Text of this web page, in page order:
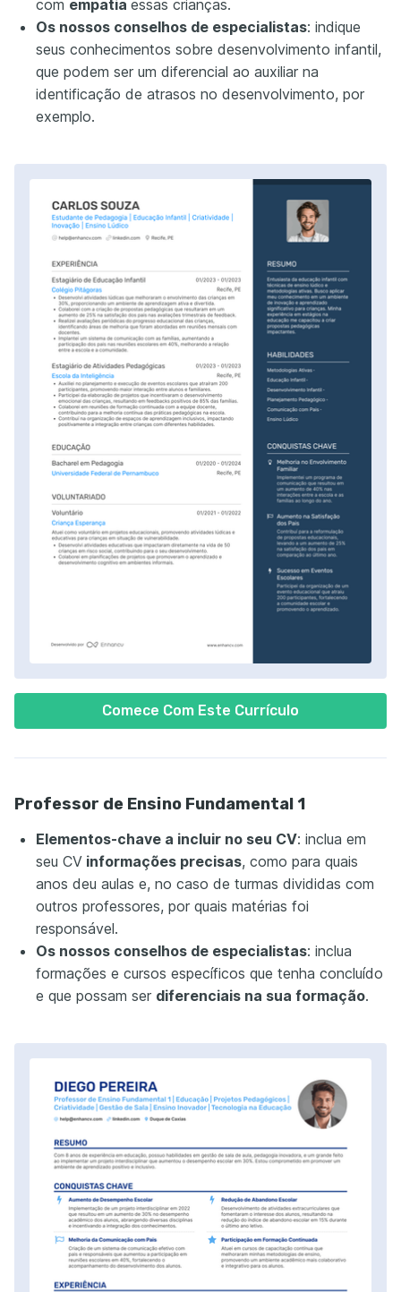
Comece Com Este Currículo
com empatia essas crianças.
Os nossos conselhos de especialistas: indique
seus conhecimentos sobre desenvolvimento infantil,
que podem ser um diferencial ao auxiliar na
identificação de atrasos no desenvolvimento, por
exemplo.
Professor de Ensino Fundamental 1
Elementos-chave a incluir no seu CV: inclua em
seu CV informações precisas, como para quais
anos deu aulas e, no caso de turmas divididas com
outros professores, por quais matérias foi
responsável.
Os nossos conselhos de especialistas: inclua
formações e cursos específicos que tenha concluído
e que possam ser diferenciais na sua formação.